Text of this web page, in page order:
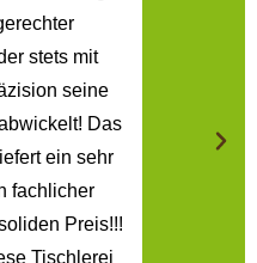
stets mit
seine
Das
ein sehr
fachlicher
Preis!!!
Tischlerei